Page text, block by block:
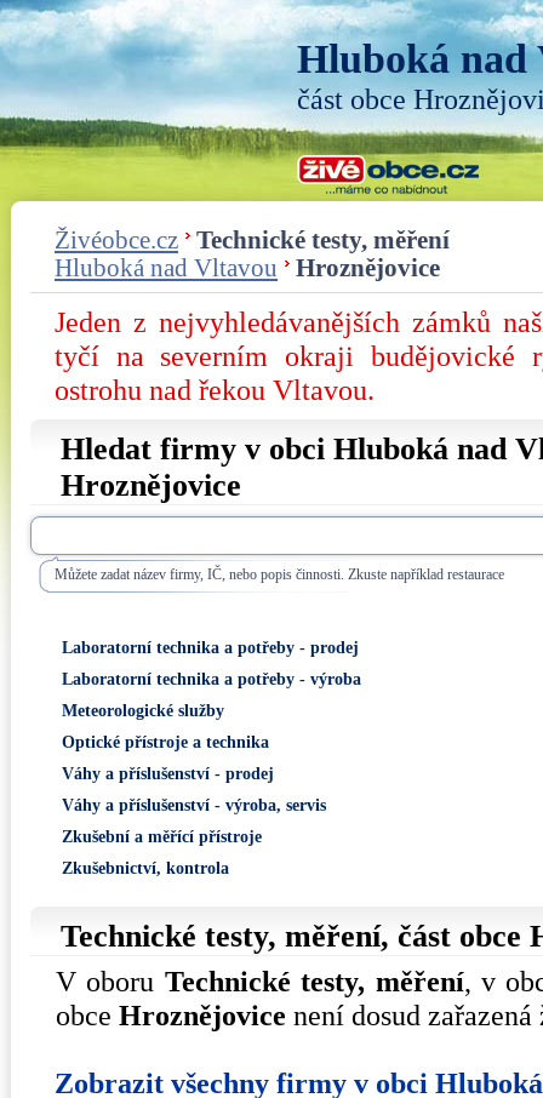
Hluboká nad
část obce
Živéobce.cz
Technické testy, měření
Hluboká nad Vltavou
Hroznějovice
Jeden z nejvyhledávanějších zámků
tyčí na severním okraji budějovické
ostrohu nad řekou Vltavou.
Hledat firmy v obci Hluboká nad
Hroznějovice
Můžete zadat název firmy, IČ, nebo popis činnosti. Zkuste například restaurace
Laboratorní technika a potřeby - prodej
Laboratorní technika a potřeby - výroba
Meteorologické služby
Optické přístroje a technika
Váhy a příslušenství - prodej
Váhy a příslušenství - výroba, servis
Zkušební a měřící přístroje
Zkušebnictví, kontrola
Technické testy, měření, část obce
V oboru Technické testy, měření, v
obce Hroznějovice není dosud
Zobrazit všechny firmy v obci